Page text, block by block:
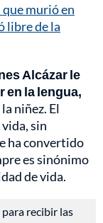
murió en
libre de la
Alcázar le
en la lengua,
niñez. El
sin
ha convertido
es sinónimo
de vida.
, para recibir las